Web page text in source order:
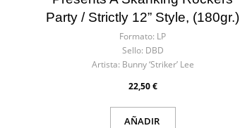
Party / Strictly 12” Style, (180gr.)
Formato: LP
Sello: DBD
Artista: Bunny ‘Striker’ Lee
22,50 €
AÑADIR